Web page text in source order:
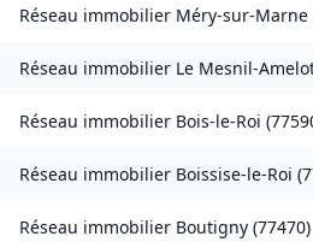
Réseau immobilier Méry-sur-Marne
Réseau immobilier Le Mesnil-
Réseau immobilier Bois-le-Roi (
Réseau immobilier Boissise-le-Roi (
Réseau immobilier Boutigny (77470)